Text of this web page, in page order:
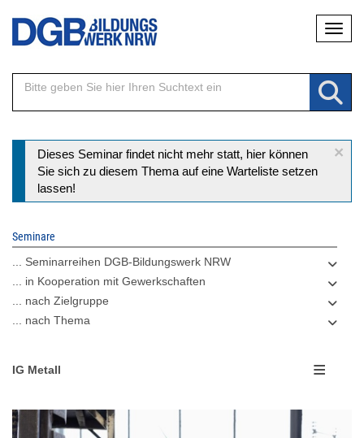
Direkt
Inhalt
×
Statusmeldung
Dieses Seminar findet nicht mehr statt, hier können
Sie sich zu diesem Thema auf eine Warteliste setzen
lassen!
Seminare
... Seminarreihen DGB-Bildungswerk NRW
... in Kooperation mit Gewerkschaften
... nach Zielgruppe
... nach Thema
IG Metall